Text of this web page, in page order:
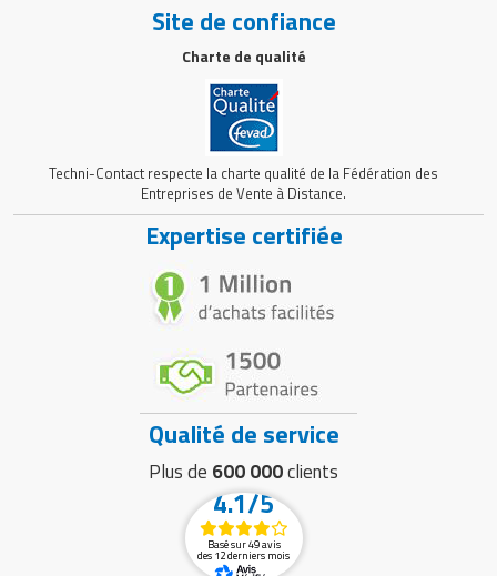
Site de confiance
Charte de qualité
Techni-Contact respecte la charte qualité de la Fédération des
Entreprises de Vente à Distance.
Expertise certifiée
Qualité de service
Plus de 600 000clients
4.1/5
Basé sur 49 avis
des 12 derniers mois